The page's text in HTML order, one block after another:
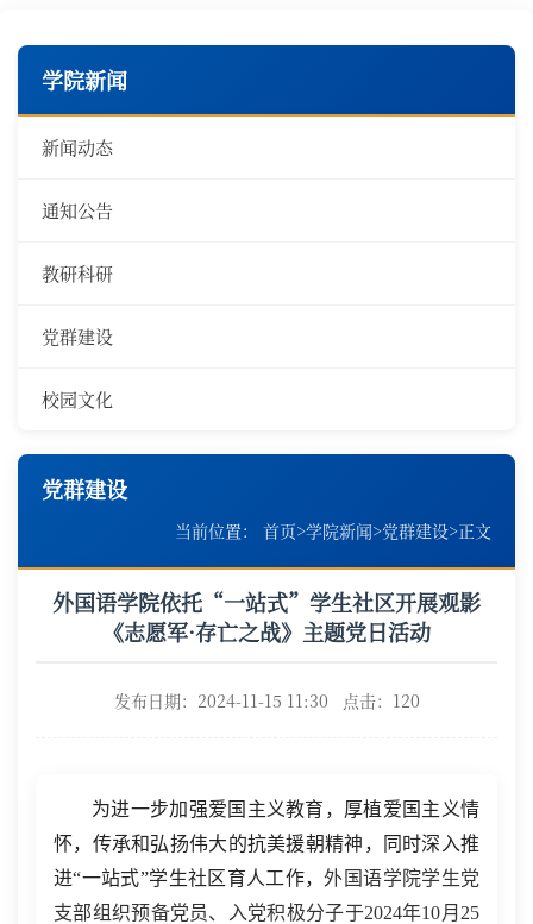
学院新闻
新闻动态
通知公告
教研科研
党群建设
校园文化
党群建设
当前位置： 首页>学院新闻>党群建设>正文
外国语学院依托“一站式”学生社区开展观影
《志愿军·存亡之战》主题党日活动
发布日期：2024-11-15 11:30 点击： 120
为进一步加强爱国主义教育，厚植爱国主义情
怀，传承和弘扬伟大的抗美援朝精神，同时深入推
进“一站式”学生社区育人工作，外国语学院学生党
支部组织预备党员、入党积极分子于2024年10月25